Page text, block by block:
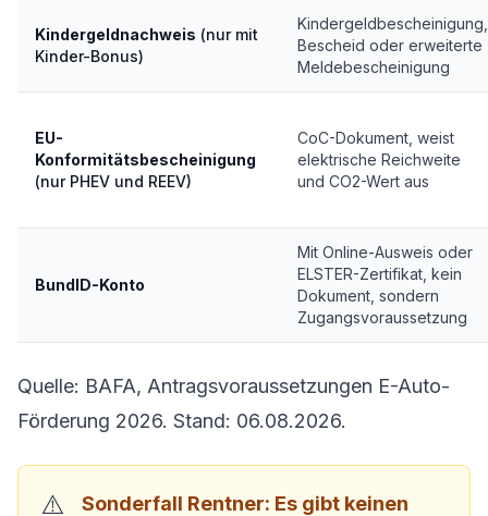
Kindergeldnachweis (nur mit
Kinder-Bonus)
Kindergeldbescheinigung,
Bescheid oder erweiterte
Meldebescheinigung
EU-
Konformitätsbescheinigung
(nur PHEV und REEV)
CoC-Dokument, weist
elektrische Reichweite
und CO2-Wert aus
BundID-Konto
Mit Online-Ausweis oder
ELSTER-Zertifikat, kein
Dokument, sondern
Zugangsvoraussetzung
Quelle: BAFA, Antragsvoraussetzungen E-Auto-
Förderung 2026. Stand: 06.08.2026.
Sonderfall Rentner: Es gibt keinen